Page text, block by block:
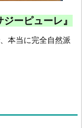
ジーピューレ』
本当に完全自然派